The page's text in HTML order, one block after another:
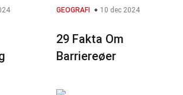
GEOGRAFI 10 dec 2024
29 Fakta Om
Barriereøer